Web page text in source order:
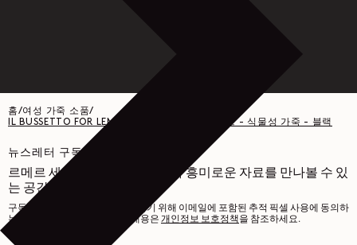
홈/여성 가죽 소품/
IL BUSSETTO FOR LEMAIRE 에어팟 프로 2 케이스 - 식물성 가죽 - 블랙
뉴스레터 구독하기
르메르 세계에 관한 다양한 글과 흥미로운 자료를 만나볼 수 있
는 공간입니다.
구독하시면 맞춤형 경험을 제공하기 위해 이메일에 포함된 추적 픽셀 사용에 동의하
는 것으로 간주됩니다. 자세한 내용은 개인정보 보호정책을 참조하세요.